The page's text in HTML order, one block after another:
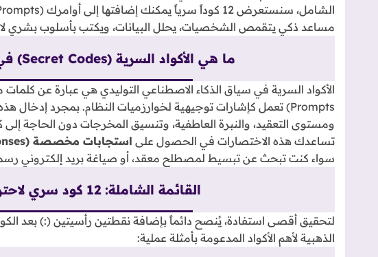
الشامل، سنستعرض 12 كوداً سرياً يمكنك إضافتها إلى أوامرك (Prompts) لتحويل
مساعد ذكي يتقمص الشخصيات، يحلل البيانات، ويكتب بأسلوب بشري
ما هي الأكواد السرية (Secret Codes) في الذكاء الاصطناعي؟
Prompts) تعمل كإشارات توجيهية لخوارزميات النظام. بمجرد إدخال هذه الأكواد، يفهم
ومستوى التعقيد، والنبرة العاطفية، وتنسيق المخرجات دون الحاجة
تساعدك هذه الاختصارات في الحصول على استجابات مخصصة (Personalized Responses)
سواء كنت تبحث عن تبسيط لمصطلح معقد، أو صياغة بريد إلكتروني
القائمة الشاملة: 12 كود سري لاحتراف ChatGPT
لتحقيق أقصى استفادة، يُنصح دائماً بإضافة نقطتين رأسيتين (:) بعد
الذهبية لأهم الأكواد المدعومة بأمثلة عملية: